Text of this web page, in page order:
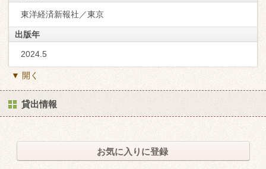
東洋経済新報社／東京
出版年
2024.5
▼ 開く
貸出情報
お気に入りに登録